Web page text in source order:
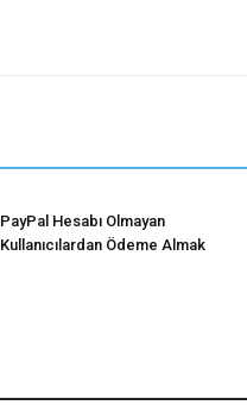
PayPal Hesabı Olmayan
Kullanıcılardan Ödeme Almak